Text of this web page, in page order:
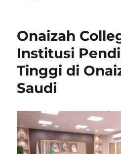
Onaizah
Institusi
Tinggi di
Saudi